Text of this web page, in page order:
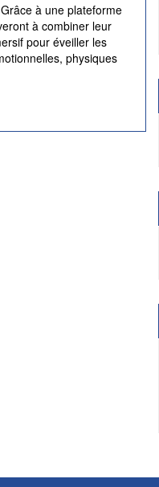
à une plateforme
à combiner leur
pour éveiller les
physiques